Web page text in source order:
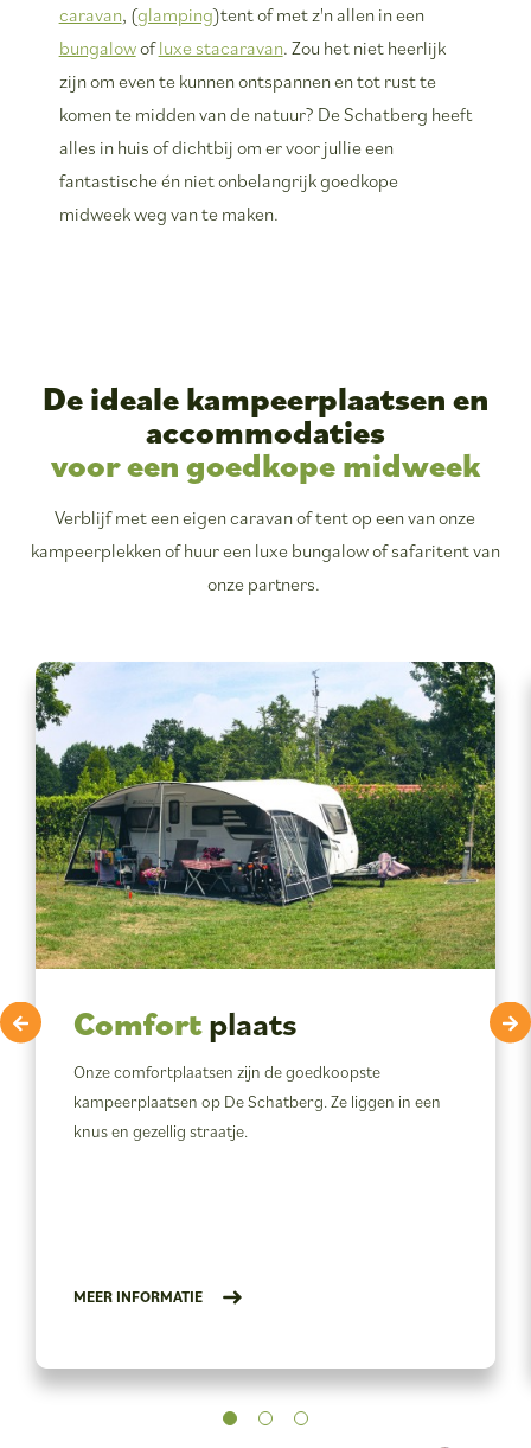
caravan, (glamping)tent of met z'n allen in een
bungalowofluxe stacaravan. Zou het niet heerlijk
zijn om even te kunnen ontspannen en tot rust te
komen te midden van de natuur? De Schatberg heeft
alles in huis of dichtbij om er voor jullie een
fantastische én niet onbelangrijk goedkope
midweek weg van te maken.
De ideale kampeerplaatsen en
accommodaties
voor een goedkope midweek
Verblijf met een eigen caravan of tent op een van onze
kampeerplekken of huur een luxe bungalow of safaritent van
onze partners.
Comfortplaats
Onze comfortplaatsen zijn de goedkoopste
kampeerplaatsen op De Schatberg. Ze liggen in een
knus en gezellig straatje.
MEER INFORMATIE